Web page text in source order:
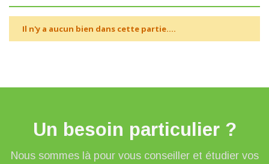
Il n'y a aucun bien dans cette partie....
Un besoin particulier ?
Nous sommes là pour vous conseiller et étudier vos